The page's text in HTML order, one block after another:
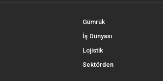
Gümrük
İş Dünyası
Lojistik
Sektörden